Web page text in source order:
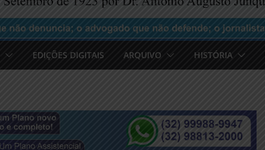
EDIÇÕES DIGITAIS ARQUIVO HISTÓRIA